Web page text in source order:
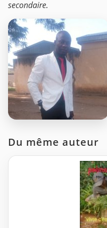
secondaire.
Du même auteur